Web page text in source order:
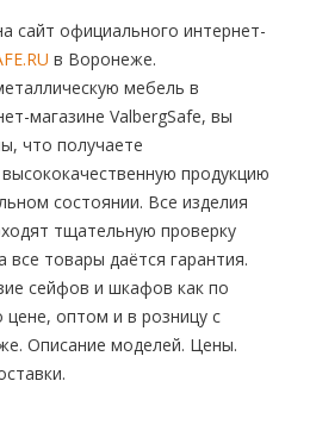
сайт официального интернет-
в Воронеже.
мебель в
магазине ValbergSafe, вы
что получаете
продукцию
состоянии. Все изделия
тщательную проверку
все товары даётся гарантия.
сейфов и шкафов как по
цене, оптом и в розницу с
Описание моделей. Цены.